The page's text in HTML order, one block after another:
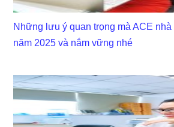
Những lưu ý quan trọng mà ACE
năm 2025 và nắm vững nhé